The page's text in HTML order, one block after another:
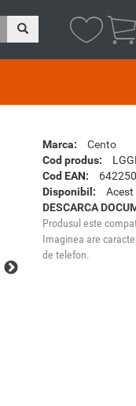
Marca:
Cento
Cod produs:
Cod EAN:
Disponibil:
Acest
DESCARCA
Produsul este
Imaginea are
de telefon.